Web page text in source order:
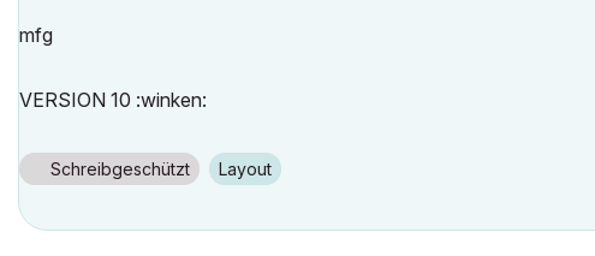
mfg
VERSION 10 :winken:
Schreibgeschützt Layout